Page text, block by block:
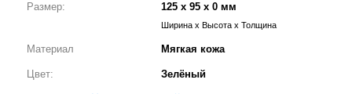
Размер: 125 x 95 x 0 мм
Ширина x Высота x Толщина
Материал Мягкая кожа
Цвет: Зелёный